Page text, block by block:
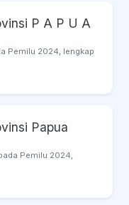
P A P U A
Pemilu 2024, lengkap
Papua
Pemilu 2024,